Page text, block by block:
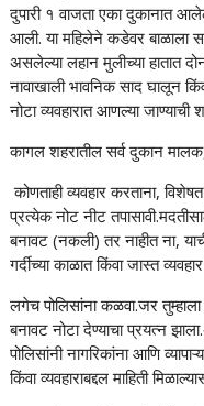
दुपारी १ वाजता एका दुकानात
आली. या महिलेने कडेवर बाळाला
असलेल्या लहान मुलीच्या हातात
नावाखाली भावनिक साद घालून
नोटा व्यवहारात आणल्या जाण्याची
कागल शहरातील सर्व दुकान
कोणताही व्यवहार करताना,
प्रत्येक नोट नीट
बनावट (नकली) तर नाहीत ना,
गर्दीच्या काळात किंवा जास्त
लगेच पोलिसांना कळवा.जर तुम्हाला
बनावट नोटा देण्याचा प्रयत्न
पोलिसांनी नागरिकांना आणि
किंवा व्यवहाराबद्दल माहिती